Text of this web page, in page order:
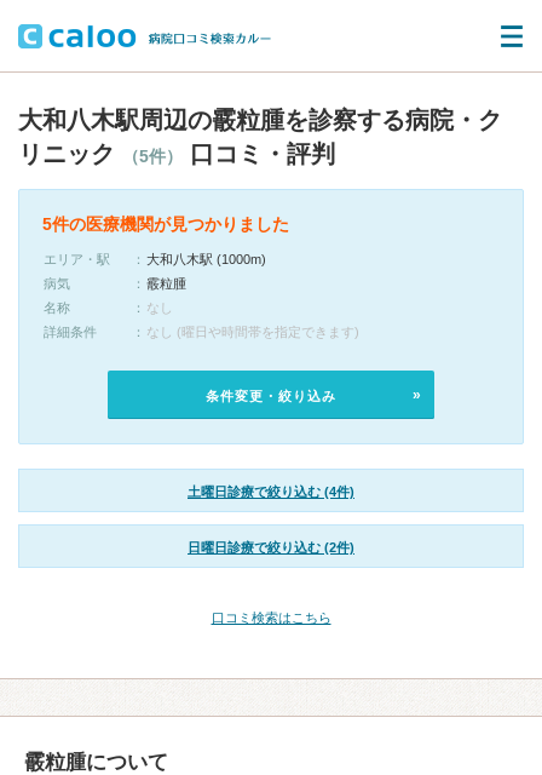
大和八木駅周辺の霰粒腫を診察する病院・ク
リニック
（5件） 口コミ・評判
5件の医療機関が見つかりました
エリア・駅
大和八木駅 (1000m)
病気
霰粒腫
名称
なし
詳細条件
なし (曜日や時間帯を指定できます)
条件変更・絞り込み
土曜日診療で絞り込む (4件)
日曜日診療で絞り込む (2件)
口コミ検索はこちら
霰粒腫について